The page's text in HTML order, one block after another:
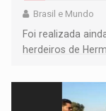
Brasil e Mundo
Foi realizada
herdeiros de